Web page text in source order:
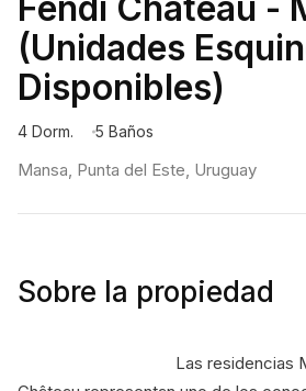
(Unidades
Disponibles)
4 Dorm. 5 Baños
Mansa, Punta del Este, Uruguay
Sobre la propiedad